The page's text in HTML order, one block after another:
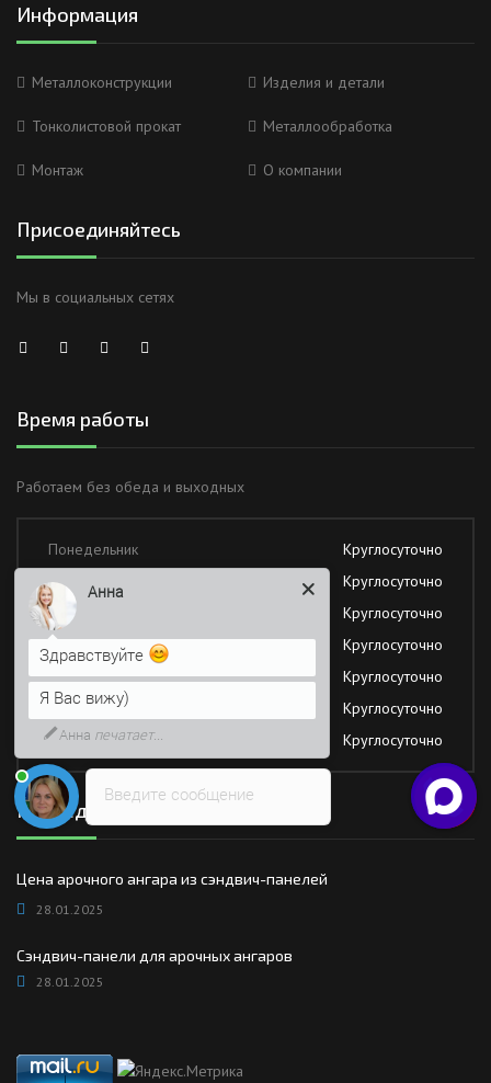
Информация
Металлоконструкции Изделия и детали
Тонколистовой прокат Металлообработка
Монтаж О компании
Присоединяйтесь
Мы в социальных сетях
Время работы
Работаем без обеда и выходных
Понедельник
Круглосуточно
Вторник
Круглосуточно
Среда
Круглосуточно
Четверг
Круглосуточно
Пятница
Круглосуточно
Суббота
Круглосуточно
Воскресение
Круглосуточно
Последние новости
Цена арочного ангара из сэндвич-панелей
28.01.2025
Сэндвич-панели для арочных ангаров
28.01.2025
Введите сообщение
Анна
Здравствуйте
Я Вас вижу)
Анна печатает...